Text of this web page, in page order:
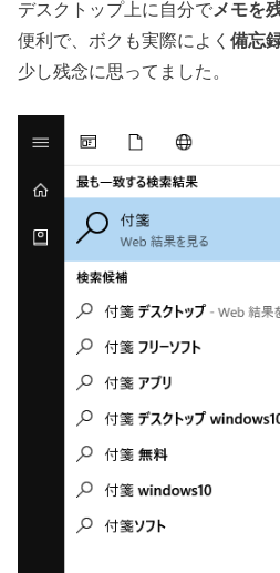
デスクトップ上に自分でメモを
便利で、ボクも実際によく備忘
少し残念に思ってました。